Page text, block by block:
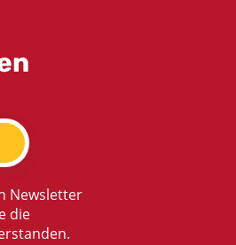
Newsletter
die